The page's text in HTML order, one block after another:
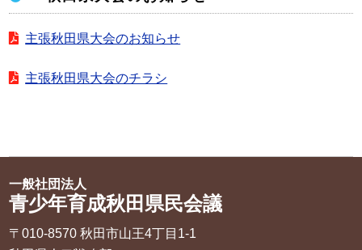
主張秋田県大会のお知らせ
主張秋田県大会のチラシ
一般社団法人
青少年育成秋田県民会議
〒010-8570 秋田市山王4丁目1‐1